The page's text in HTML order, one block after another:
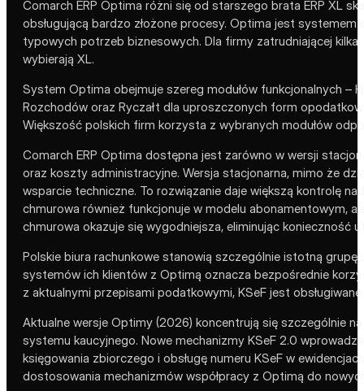
Comarch ERP Optima różni się od starszego brata ERP XL
obsługującą bardzo złożone procesy. Optima jest
typowych potrzeb biznesowych. Dla firmy zatrudniającej
wybierają XL.
System Optima obejmuje szereg modułów funkcjonalnych –
Rozchodów oraz Ryczałt dla uproszczonych form
Większość polskich firm korzysta z wybranych modułów
Comarch ERP Optima dostępna jest zarówno w wersji
oraz koszty administracyjne. Wersja stacjonarna, mimo że
wsparcie techniczne. To rozwiązanie daje większą kontrolę
chmurowa również funkcjonuje w modelu abonamentowym,
chmurowa okazuje się wygodniejsza, eliminując konieczność
Polskie biura rachunkowe stanowią szczególnie istotną
systemów ich klientów z Optimą oznacza bezpośrednie
z aktualnymi przepisami podatkowymi, KSeF jest
Aktualne wersje Optimy (2026) koncentrują się szczególnie
systemu kaucyjnego. Nowe mechanizmy KSeF 2.0
księgowania zbiorczego i obsługę numeru KSeF w
dostosowania mechanizmów współpracy z Optimą do